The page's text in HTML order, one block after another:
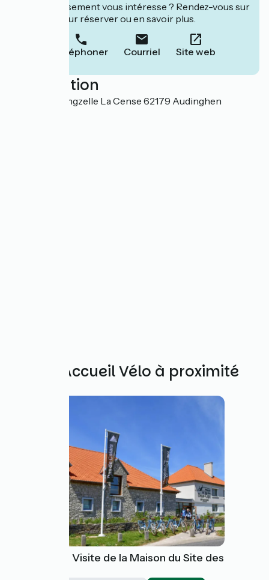
Cet établissement vous intéresse ? Rendez-vous sur
leur site pour réserver ou en savoir plus.
Téléphoner Courriel Site web
Localisation
Ferme d'Haringzelle La Cense 62179 Audinghen
Autres Accueil Vélo à proximité
L'Espace de Visite de la Maison du Site des